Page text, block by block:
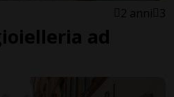
2 anni 3
ad